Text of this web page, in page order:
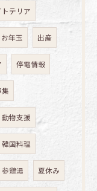
テリア
お年玉 出産
停電情報
動物支援
韓国料理
参鶏湯 夏休み